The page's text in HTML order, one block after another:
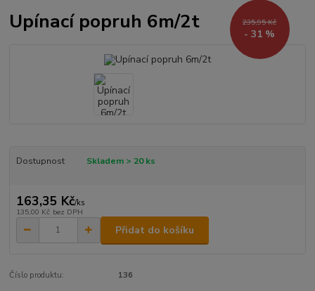
Upínací popruh 6m/2t 235,95 Kč
- 31 %
Dostupnost Skladem > 20 ks
163,35 Kč/ks
135,00 Kč bez DPH
Přidat do košíku
Číslo produktu: 136